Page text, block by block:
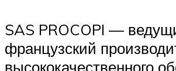
SAS PROCOPI —
французский
высококачественного